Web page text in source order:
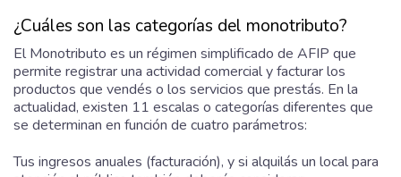
¿Cuáles son las categorías del monotributo?
El Monotributo es un régimen simplificado de AFIP que
permite registrar una actividad comercial y facturar los
productos que vendés o los servicios que prestás. En la
actualidad, existen 11 escalas o categorías diferentes que
se determinan en función de cuatro parámetros:
Tus ingresos anuales (facturación), y si alquilás un local para